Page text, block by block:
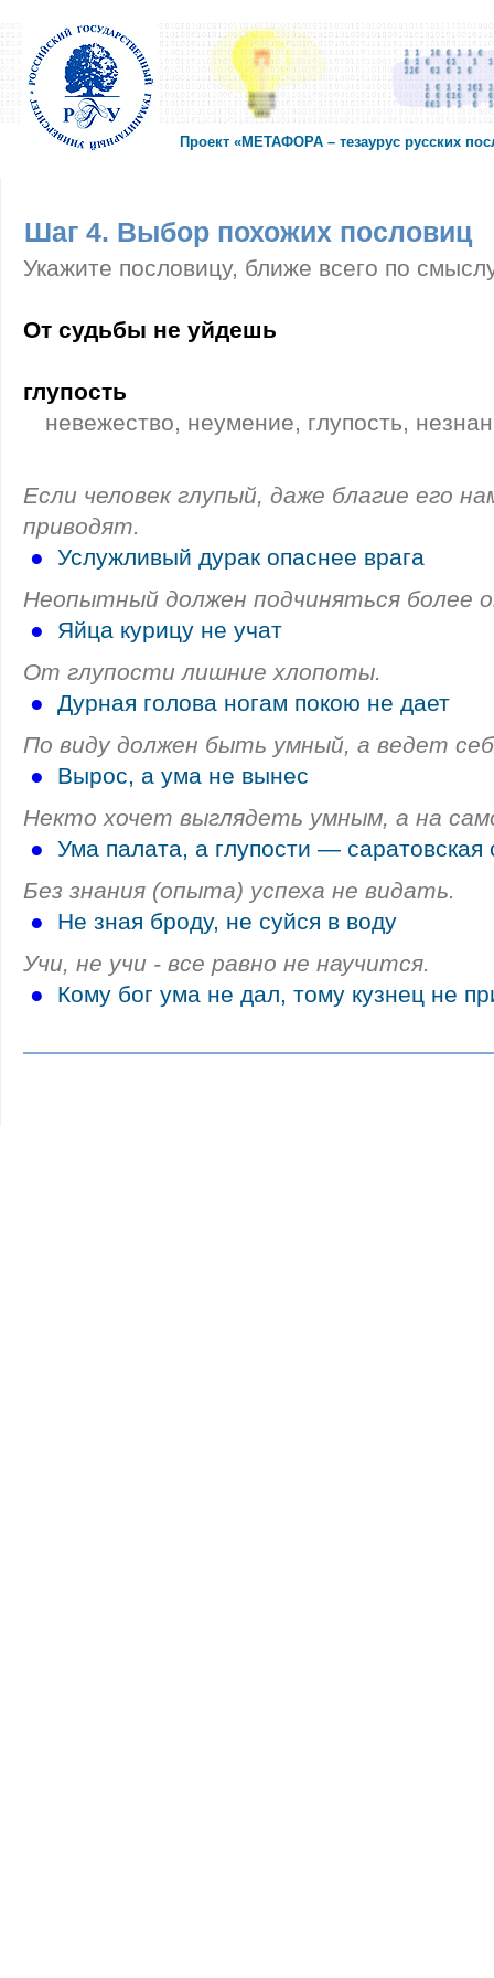
Проект «МЕТАФОРА – тезаурус русских
Шаг 4. Выбор похожих пословиц
Укажите пословицу, ближе всего по
От судьбы не уйдешь
глупость
невежество, неумение, глупость,
Если человек глупый, даже благие его
приводят.
●
Услужливый дурак опаснее врага
Неопытный должен подчиняться
●
Яйца курицу не учат
От глупости лишние хлопоты.
●
Дурная голова ногам покою не дает
По виду должен быть умный, а ведет
●
Вырос, а ума не вынес
Некто хочет выглядеть умным, а на
●
Ума палата, а глупости — саратовская
Без знания (опыта) успеха не видать.
●
Не зная броду, не суйся в воду
Учи, не учи - все равно не научится.
●
Кому бог ума не дал, тому кузнец не